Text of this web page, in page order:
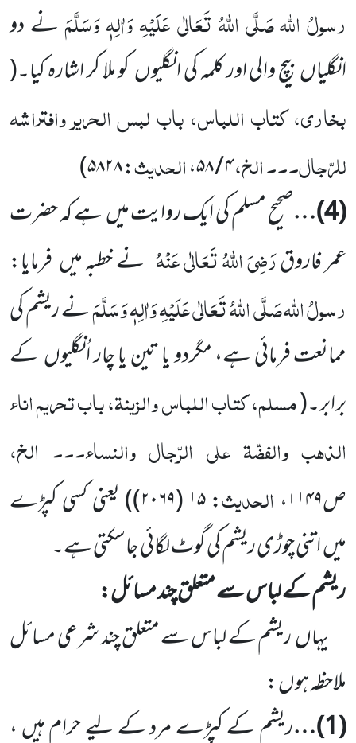
رسولُ اللّٰہصَلَّی اللّٰہُ تَعَالٰی عَلَیْہِ وَاٰلِہٖ وَسَلَّمَنے دو
انگلیاںبیچ والی اور کلمہ کی انگلیوںکو ملا کر اشارہ کیا۔(
بخاری، کتاب اللباس، باب لبس الحریر وافتراشہ
للرّجال۔۔۔ الخ،۴ / ۵۸، الحدیث: ۵۸۲۸
)
(
4
)… صحیح مسلم کی ایک روایت میںہے کہ حضرت
عمر فاروقرَضِیَ اللّٰہُ تَعَالٰی عَنْہُ نے خطبہ میںفرمایا:
رسولُ اللّٰہصَلَّی اللّٰہُ تَعَالٰی عَلَیْہِ وَاٰلِہٖ وَسَلَّمَنے ریشم کی
ممانعت فرمائی ہے، مگردو یا تین یا چار اُنگلیوںکے
برابر۔(مسلم، کتاب اللباس والزینۃ، باب تحریم اناء
الذہب والفضّۃ علی الرّجال والنساء۔۔۔ الخ،
ص۱۱۴۹، الحدیث: ۱۵ (۲۰۶۹) )یعنی کسی کپڑے
میںاتنی چوڑی ریشم کی گوٹ لگائی جاسکتی ہے۔
ریشم کے لباس سے متعلق چند مسائل:
یہاںریشم کے لباس سے متعلق چند شرعی مسائل
ملاحظہ ہوں :
(
1
)…ریشم کے کپڑے مرد کے لیے حرام ہیں ،